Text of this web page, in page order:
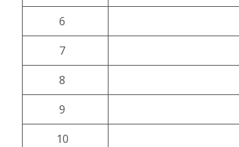
6
7
8
9
10